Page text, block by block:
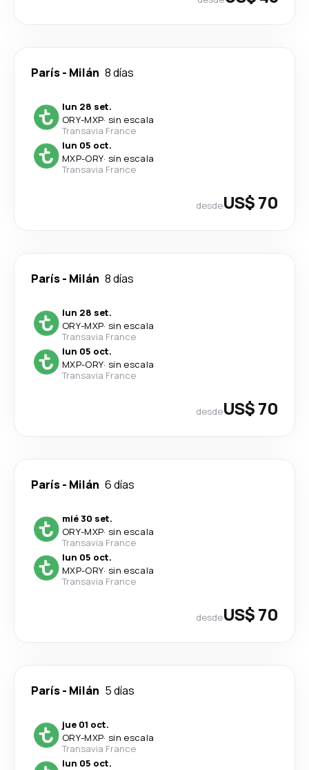
París- Milán 8 días
lun 28 set.
ORY-MXP· sin escala
Transavia France
lun 05 oct.
MXP-ORY· sin escala
Transavia France
desdeUS$ 70
París- Milán 8 días
lun 28 set.
ORY-MXP· sin escala
Transavia France
lun 05 oct.
MXP-ORY· sin escala
Transavia France
desdeUS$ 70
París- Milán 6 días
mié 30 set.
ORY-MXP· sin escala
Transavia France
lun 05 oct.
MXP-ORY· sin escala
Transavia France
desdeUS$ 70
París- Milán 5 días
jue 01 oct.
ORY-MXP· sin escala
Transavia France
lun 05 oct.